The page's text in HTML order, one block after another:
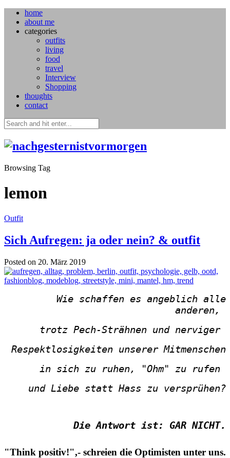
home
about me
categories
outfits
living
food
travel
Interview
Shopping
thoughts
contact
Browsing Tag
lemon
Outfit
Sich Aufregen: ja oder nein? & outfit
Posted on 20. März 2019
Wie schaffen es angeblich alle
anderen,
trotz Pech-Strähnen und nerviger
Respektlosigkeiten unserer Mitmenschen
in sich zu ruhen,
"Ohm" zu rufen
und Liebe statt Hass zu versprühen?
Die Antwort ist: GAR NICHT.
"Think positiv!",- schreien die Optimisten unter uns.